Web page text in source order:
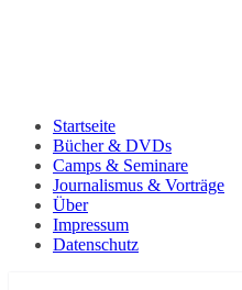
Startseite
Bücher & DVDs
Camps & Seminare
Journalismus & Vorträge
Über
Impressum
Datenschutz